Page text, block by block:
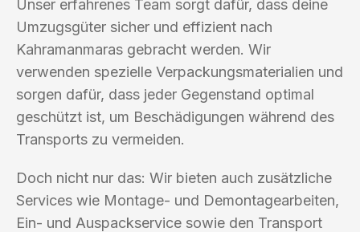
Unser erfahrenes Team sorgt dafür, dass deine
Umzugsgüter sicher und effizient nach
Kahramanmaras gebracht werden. Wir
verwenden spezielle Verpackungsmaterialien und
sorgen dafür, dass jeder Gegenstand optimal
geschützt ist, um Beschädigungen während des
Transports zu vermeiden.
Doch nicht nur das: Wir bieten auch zusätzliche
Services wie Montage- und Demontagearbeiten,
Ein- und Auspackservice sowie den Transport